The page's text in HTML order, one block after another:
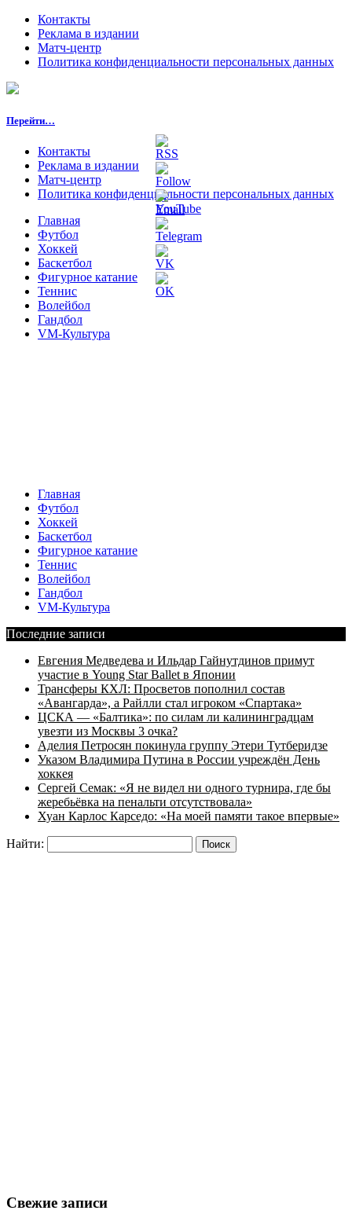
Контакты
Реклама в издании
Матч-центр
Политика конфиденциальности персональных данных
Перейти…
Контакты
Реклама в издании
Матч-центр
Политика конфиденциальности персональных данных
Главная
Футбол
Хоккей
Баскетбол
Фигурное катание
Теннис
Волейбол
Гандбол
VM-Культура
Главная
Футбол
Хоккей
Баскетбол
Фигурное катание
Теннис
Волейбол
Гандбол
VM-Культура
Последние записи
Евгения Медведева и Ильдар Гайнутдинов примут
участие в Young Star Ballet в Японии
Трансферы КХЛ: Просветов пополнил состав
«Авангарда», а Райлли стал игроком «Спартака»
ЦСКА — «Балтика»: по силам ли калининградцам
увезти из Москвы 3 очка?
Аделия Петросян покинула группу Этери Тутберидзе
Указом Владимира Путина в России учреждён День
хоккея
Сергей Семак: «Я не видел ни одного турнира, где бы
жеребьёвка на пенальти отсутствовала»
Хуан Карлос Карседо: «На моей памяти такое впервые»
Найти:
Свежие записи